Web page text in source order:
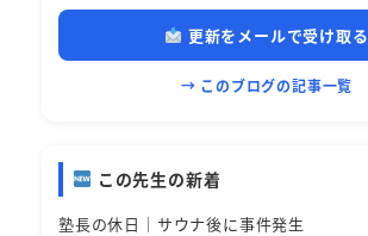
更新をメールで受け取る
→ このブログの記事一覧
この先生の新着
塾長の休日｜サウナ後に事件発生